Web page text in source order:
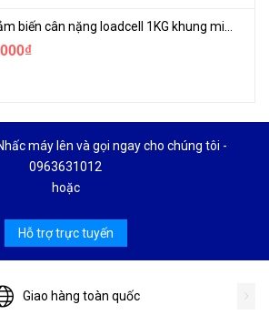
Bộ cảm biến cân nặng loadcell 1KG khung mica
máy lên và gọi ngay cho chúng tôi -
0963631012
hoặc
Hỗ trợ trực tuyến
Giao hàng toàn quốc